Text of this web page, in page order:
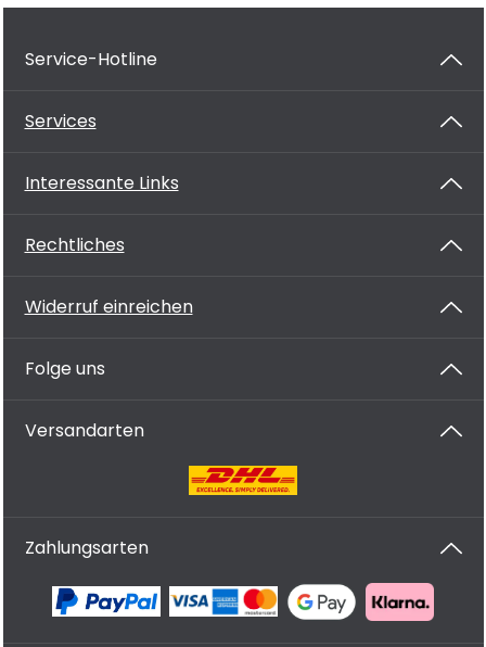
Service-Hotline
Services
Interessante Links
Rechtliches
Widerruf einreichen
Folge uns
Versandarten
Zahlungsarten